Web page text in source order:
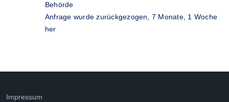
Behörde
Anfrage wurde zurückgezogen, 7 Monate, 1 Woche
her
Impressum